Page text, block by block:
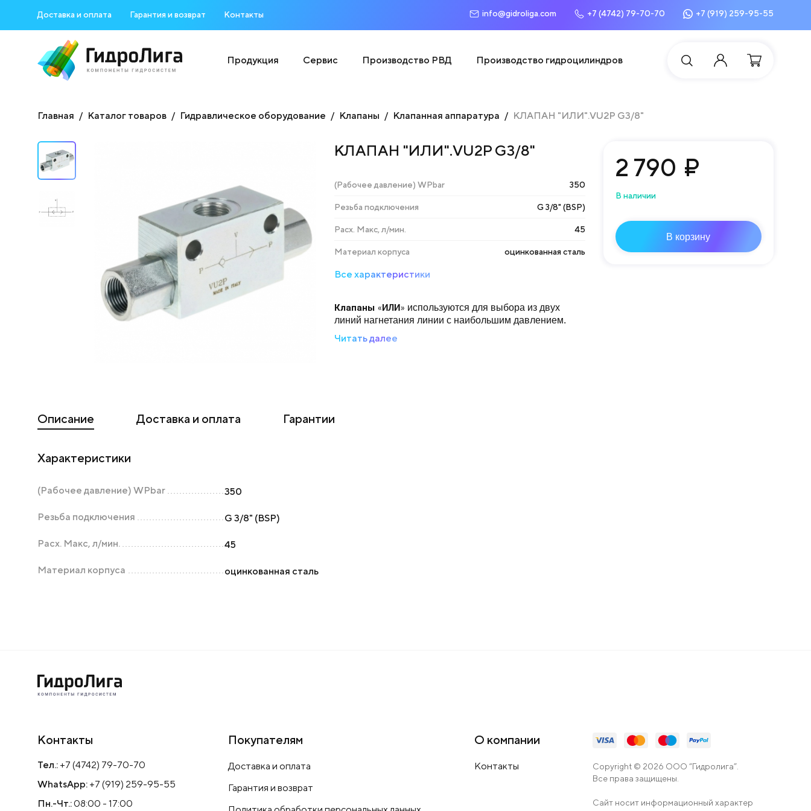
Доставка и оплата Гарантия и возврат Контакты info@gidroliga.com +7 (4742) 79-70-70 +7 (919) 259-95-55
Продукция Сервис Производство РВД Производство гидроцилиндров
Главная Каталог товаров Гидравлическое оборудование Клапаны Клапанная аппаратура КЛАПАН "ИЛИ".VU2P G3/8"
КЛАПАН "ИЛИ".VU2P G3/8"
(Рабочее давление) WPbar 350
Резьба подключения G 3/8" (BSP)
Расх. Макс, л/мин. 45
Материал корпуса оцинкованная сталь
Все характеристики
Клапаны « ИЛИ » используются для выбора из двух
линий нагнетания линии с наибольшим давлением.
Читать далее
Описание Доставка и оплата Гарантии
Характеристики
(Рабочее давление) WPbar 350
Резьба подключения G 3/8" (BSP)
Расх. Макс, л/мин. 45
Материал корпуса оцинкованная сталь
2 790 ₽
В наличии
В корзину
Контакты
Тел.: +7 (4742) 79-70-70
WhatsApp: +7 (919) 259-95-55
Пн.-Чт.:08:00 - 17:00
Покупателям
Доставка и оплата
Гарантия и возврат
О компании
Контакты
Copyright © 2026 ООО “Гидролига”.
Все права защищены.
Сайт носит информационный характер